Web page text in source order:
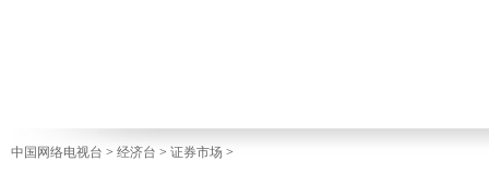
中国网络电视台 > 经济台 > 证券市场 >